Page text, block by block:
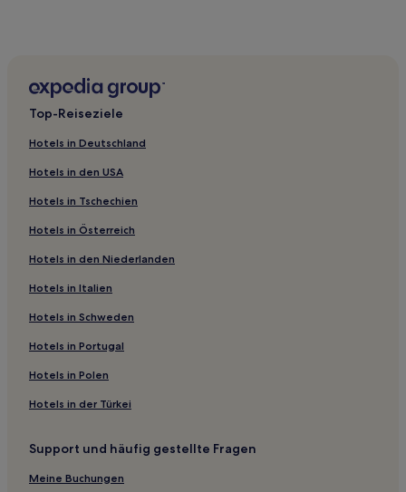
Hotels nahe Wuhou Avenue-Station
Hotels nahe U-Bahn-Station Jinhua
Hotels nahe Station Hi-Tech Zone
Hotels nahe Bahnhof Terminal 2 Shuangliu International
Airport
Guanghan Hotels
Bezirk Pidu: Hotels
Hotels nahe Bahnhof Chengdu East
Top-Reiseziele
Hotels in Deutschland
Hotels in den USA
Hotels in Tschechien
Hotels in Österreich
Hotels in den Niederlanden
Hotels in Italien
Hotels in Schweden
Hotels in Portugal
Hotels in Polen
Hotels in der Türkei
Support und häufig gestellte Fragen
Meine Buchungen